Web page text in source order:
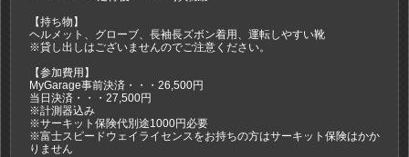
【持ち物】
ヘルメット、グローブ、長袖長ズボン着用、運転しやすい靴
※貸し出しはございませんのでご注意ください。
【参加費用】
MyGarage事前決済・・・26,500円
当日決済・・・27,500円
※計測器込み
※サーキット保険代別途1000円必要
※富士スピードウェイライセンスをお持ちの方はサーキット保険はかか
りません